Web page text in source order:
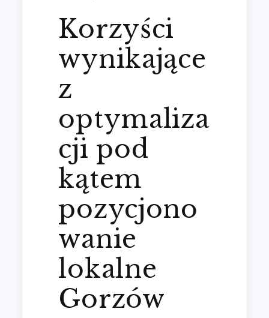
Korzyści
wynikające
z
optymaliza
cji pod
kątem
pozycjono
wanie
lokalne
Gorzów